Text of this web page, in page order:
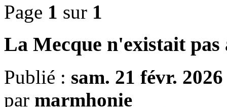
Page 1 sur 1
La Mecque n'existait
Publié : sam. 21 févr.
par marmhonie